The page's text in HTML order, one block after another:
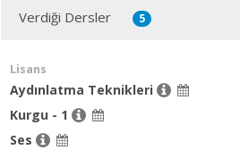
Verdiği Dersler 5
Lisans
Aydınlatma Teknikleri
Kurgu - 1
Ses